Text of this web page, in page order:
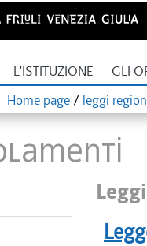
L'ISTITUZIONE GLI
Home page / leggi